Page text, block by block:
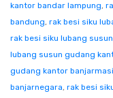
kantor bandar lampung,
bandung, rak besi siku
rak besi siku lubang
lubang susun gudang
gudang kantor
banjarnegara, rak besi